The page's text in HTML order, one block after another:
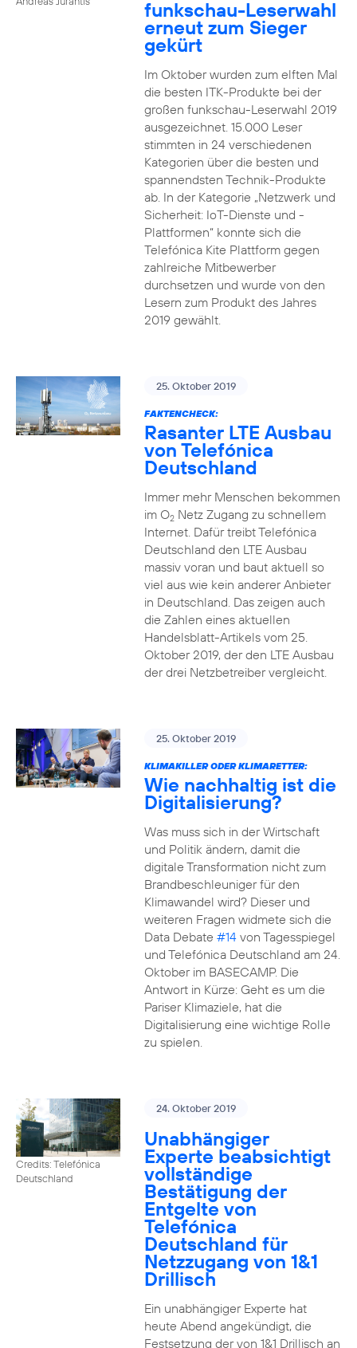
funkschau-Leserwahl
erneut zum Sieger
gekürt
Im Oktober wurden zum elften Mal
die besten ITK-Produkte bei der
großen funkschau-Leserwahl 2019
ausgezeichnet. 15.000 Leser
stimmten in 24 verschiedenen
Kategorien über die besten und
spannendsten Technik-Produkte
ab. In der Kategorie „Netzwerk und
Sicherheit: IoT-Dienste und -
Plattformen“ konnte sich die
Telefónica Kite Plattform gegen
zahlreiche Mitbewerber
durchsetzen und wurde von den
Lesern zum Produkt des Jahres
2019 gewählt.
25. Oktober 2019
FAKTENCHECK:
Rasanter LTE Ausbau
von Telefónica
Deutschland
Immer mehr Menschen bekommen
im O2Netz Zugang zu schnellem
Internet. Dafür treibt Telefónica
Deutschland den LTE Ausbau
massiv voran und baut aktuell so
viel aus wie kein anderer Anbieter
in Deutschland. Das zeigen auch
die Zahlen eines aktuellen
Handelsblatt-Artikels vom 25.
Oktober 2019, der den LTE Ausbau
der drei Netzbetreiber vergleicht.
25. Oktober 2019
KLIMAKILLER ODER KLIMARETTER:
Wie nachhaltig ist die
Digitalisierung?
Was muss sich in der Wirtschaft
und Politik ändern, damit die
digitale Transformation nicht zum
Brandbeschleuniger für den
Klimawandel wird? Dieser und
weiteren Fragen widmete sich die
Data Debate #14von Tagesspiegel
und Telefónica Deutschland am 24.
Oktober im BASECAMP. Die
Antwort in Kürze: Geht es um die
Pariser Klimaziele, hat die
Digitalisierung eine wichtige Rolle
zu spielen.
Credits: Telefónica
Deutschland
24. Oktober 2019
Unabhängiger
Experte beabsichtigt
vollständige
Bestätigung der
Entgelte von
Telefónica
Deutschland für
Netzzugang von 1&1
Drillisch
Ein unabhängiger Experte hat
heute Abend angekündigt, die
Festsetzung der von 1&1 Drillisch an